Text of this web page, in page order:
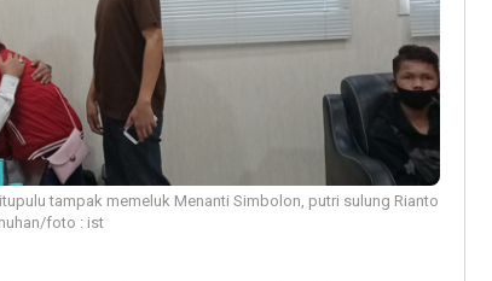
tampak memeluk Menanti Simbolon, putri sulung Rianto
foto : ist